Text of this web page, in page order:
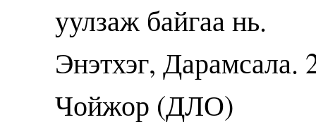
уулзаж байгаа нь.
Энэтхэг, Дарамсала.
Чойжор (ДЛО)